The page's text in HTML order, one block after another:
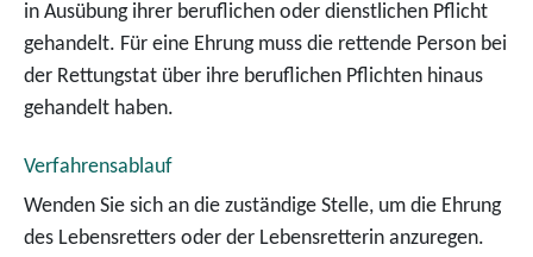
in Ausübung ihrer beruflichen oder dienstlichen Pflicht
gehandelt. Für eine Ehrung muss die rettende Person bei
der Rettungstat über ihre beruflichen Pflichten hinaus
gehandelt haben.
Verfahrensablauf
Wenden Sie sich an die zuständige Stelle, um die Ehrung
des Lebensretters oder der Lebensretterin anzuregen.